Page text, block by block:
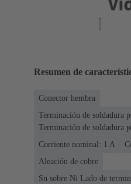
Resumen de
Conector hembra
Terminación de soldadura
Terminación de soldadura
Corriente nominal: ‌1 A
Aleación de cobre
Sn sobre Ni Lado de